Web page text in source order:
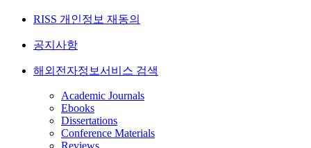
RISS 개인정보 재동의
공지사항
해외전자정보서비스 검색
Academic Journals
Ebooks
Dissertations
Conference Materials
Reviews